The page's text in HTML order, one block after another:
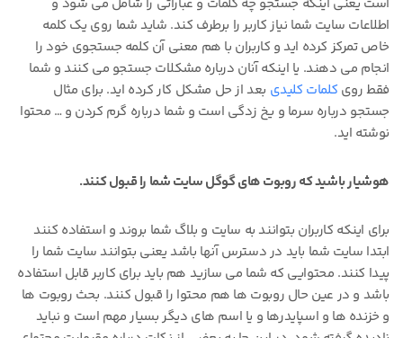
اطلاعات سایت شما نیاز کاربر را برطرف کند. شاید شما روی یک کلمه
خاص تمرکز کرده اید و کاربران با هم معنی آن کلمه جستجوی خود را
انجام می دهند. یا اینکه آنان درباره مشکلات جستجو می کنند و شما
فقط رویکلمات کلیدیبعد از حل مشکل کار کرده اید. برای مثال
جستجو درباره سرما و یخ زدگی است و شما درباره گرم کردن و … محتوا
نوشته اید.
هوشیار باشید که روبوت های گوگل سایت شما را قبول کنند.
برای اینکه کاربران بتوانند به سایت و بلاگ شما بروند و استفاده کنند
ابتدا سایت شما باید در دسترس آنها باشد یعنی بتوانند سایت شما را
پیدا کنند. محتوایی که شما می سازید هم باید برای کاربر قابل استفاده
باشد و در عین حال روبوت ها هم محتوا را قبول کنند. بحث روبوت ها
و خزنده ها و اسپایدرها و یا اسم های دیگر بسیار مهم است و نباید